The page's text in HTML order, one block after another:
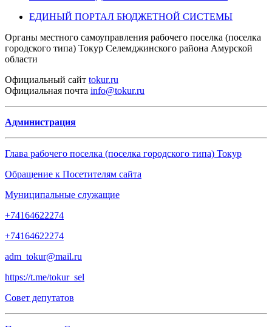
ЕДИНЫЙ ПОРТАЛ БЮДЖЕТНОЙ СИСТЕМЫ
Органы местного самоуправления рабочего поселка (поселка
городского типа) Токур Селемджинского района Амурской
области
Официальный сайт tokur.ru
Официальная почта info@tokur.ru
Администрация
Глава рабочего поселка (поселка городского типа) Токур
Обращение к Посетителям сайта
Муниципальные служащие
+74164622274
+74164622274
adm_tokur@mail.ru
https://t.me/tokur_sel
Совет депутатов